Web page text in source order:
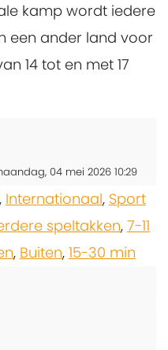
kamp wordt iedere
een ander land voor
14 tot en met 17
04 mei 2026 10:29
, Internationaal, Sport
speltakken, 7-11
, Buiten, 15-30 min